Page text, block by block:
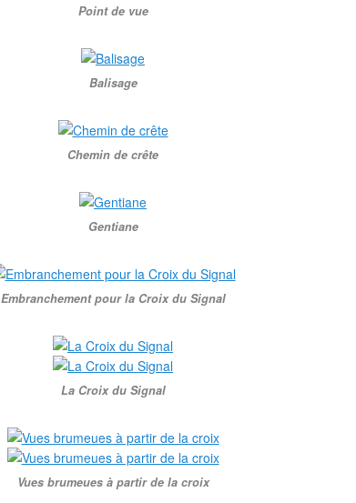
Point de vue
Balisage
Chemin de crête
Gentiane
Embranchement pour la Croix du Signal
La Croix du Signal
Vues brumeues à partir de la croix